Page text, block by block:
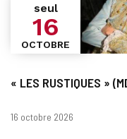
« LES RUSTIQUES »
seul
16
OCTOBRE
Dates
16 octobre 2026